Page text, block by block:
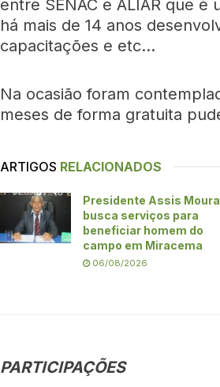
entre SENAC e ALIAR que
há mais de 14 anos
capacitações e etc…
Na ocasião foram
meses de forma gratuita
ARTIGOS RELACIONADOS
Presidente Assis Moura
busca serviços para
beneficiar homem do
campo em Miracema
06/08/2026
PARTICIPAÇÕES